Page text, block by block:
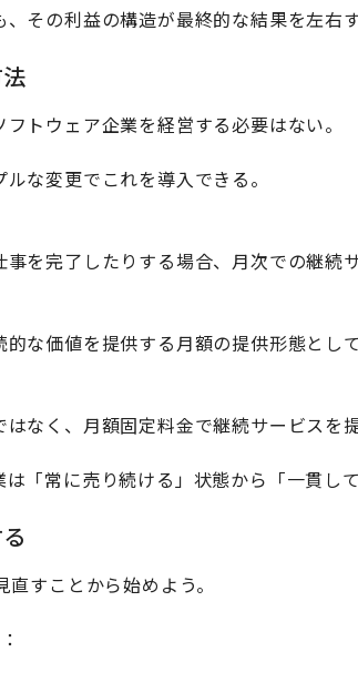
その利益の構造が最終的な結果を左右す
トウェア企業を経営する必要はない。
な変更でこれを導入できる。
を完了したりする場合、月次での継続
な価値を提供する月額の提供形態とし
なく、月額固定料金で継続サービスを提
「常に売り続ける」状態から「一貫し
すことから始めよう。